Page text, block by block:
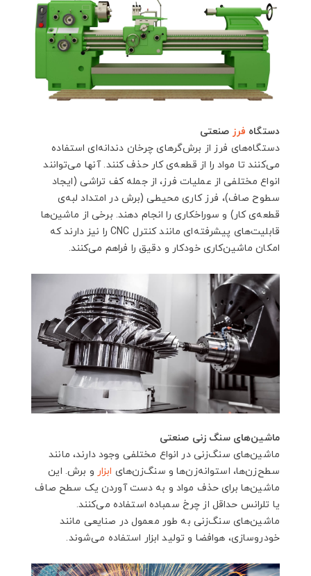
دستگاه فرز صنعتی
دستگاه‌های فرز از برش‌گرهای چرخان دندانه‌ای استفاده
می‌کنند تا مواد را از قطعه‌ی کار حذف کنند. آنها می‌توانند
انواع مختلفی از عملیات فرز، از جمله کف تراشی (ایجاد
سطوح صاف)، فرز کاری محیطی (برش در امتداد لبه‌ی
قطعه‌ی کار) و سوراخکاری را انجام دهند. برخی از ماشین‌ها
قابلیت‌های پیشرفته‌ای مانند کنترل CNC را نیز دارند که
امکان ماشین‌کاری خودکار و دقیق را فراهم می‌کنند.
ماشین‌های سنگ‌ زنی صنعتی
ماشین‌های سنگ‌زنی در انواع مختلفی وجود دارند، مانند
سطح‌زن‌ها، استوانه‌زن‌ها و سنگ‌زن‌های ابزار و برش. این
ماشین‌ها برای حذف مواد و به دست آوردن یک سطح صاف
یا تلرانس حداقل از چرخ سمباده استفاده می‌کنند.
ماشین‌های سنگ‌زنی به طور معمول در صنایعی مانند
خودروسازی، هوافضا و تولید ابزار استفاده می‌شوند.